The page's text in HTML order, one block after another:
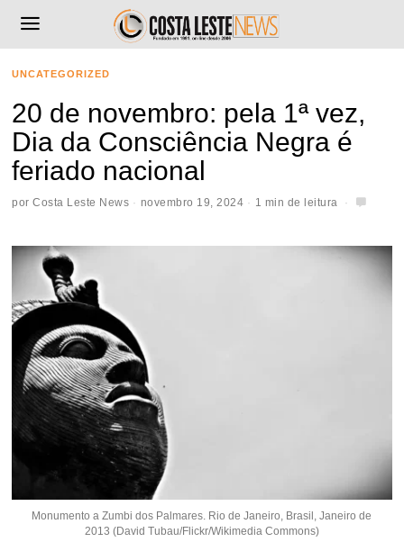
UNCATEGORIZED
20 de novembro: pela 1ª vez,
Dia da Consciência Negra é
feriado nacional
porCosta Leste News novembro 19, 2024 1 min de leitura
Monumento a Zumbi dos Palmares. Rio de Janeiro, Brasil, Janeiro de
2013 (David Tubau/Flickr/Wikimedia Commons)